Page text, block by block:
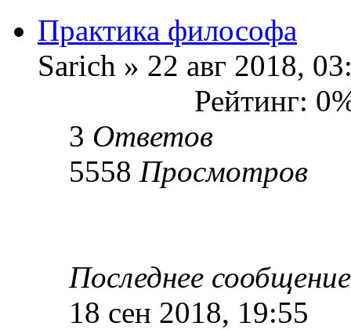
Практика философа
Sarich » 22 авг 2018,
Рейтинг:
3 Ответов
5558 Просмотров
Последнее
18 сен 2018, 19:55